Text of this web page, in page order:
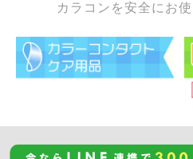
カラコンを安全にお